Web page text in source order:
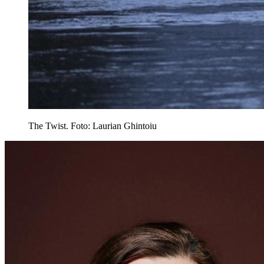
The Twist. Foto: Laurian Ghintoiu